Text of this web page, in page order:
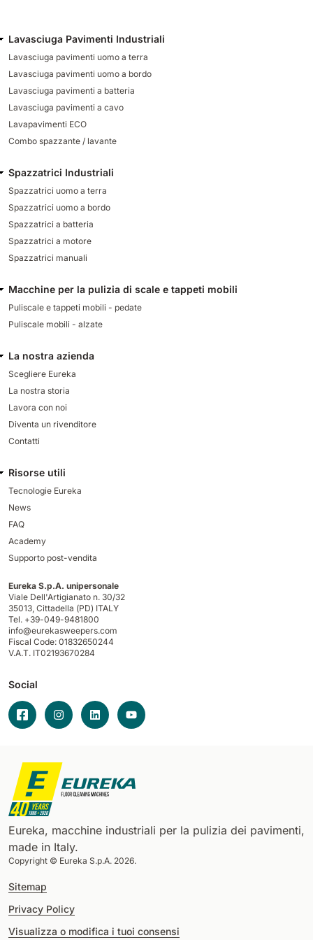
Lavasciuga Pavimenti Industriali
Lavasciuga pavimenti uomo a terra
Lavasciuga pavimenti uomo a bordo
Lavasciuga pavimenti a batteria
Lavasciuga pavimenti a cavo
Lavapavimenti ECO
Combo spazzante / lavante
Spazzatrici Industriali
Spazzatrici uomo a terra
Spazzatrici uomo a bordo
Spazzatrici a batteria
Spazzatrici a motore
Spazzatrici manuali
Macchine per la pulizia di scale e tappeti mobili
Puliscale e tappeti mobili - pedate
Puliscale mobili - alzate
La nostra azienda
Scegliere Eureka
La nostra storia
Lavora con noi
Diventa un rivenditore
Contatti
Risorse utili
Tecnologie Eureka
News
FAQ
Academy
Supporto post-vendita
Eureka S.p.A. unipersonale
Viale Dell'Artigianato n. 30/32
35013, Cittadella (PD) ITALY
Tel. +39-049-9481800
info@eurekasweepers.com
Fiscal Code: 01832650244
V.A.T. IT02193670284
Social
Eureka, macchine industriali per la pulizia dei pavimenti,
made in Italy.
Copyright © Eureka S.p.A. 2026.
Sitemap
Privacy Policy
Visualizza o modifica i tuoi consensi